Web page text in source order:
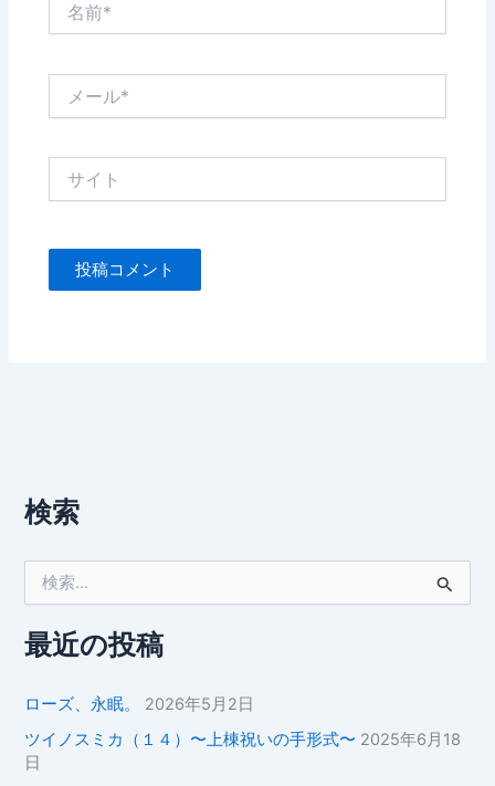
検索
象
:最近の投稿
ローズ、永眠。
2026年5月2日
ツイノスミカ（１４）〜上棟祝いの手形式〜 2025年6月18
日